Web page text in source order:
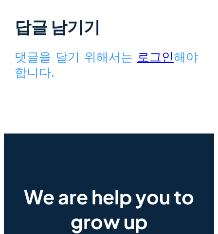
답글 남기기
댓글을 달기 위해서는 로그인해야
합니다.
We are help you to
grow up